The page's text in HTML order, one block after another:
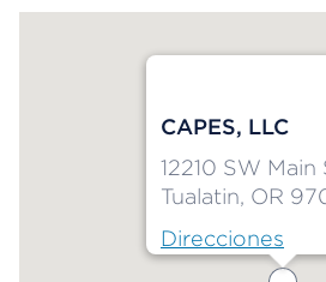
CAPES, LLC
12210 SW Main
Tualatin, OR
Direcciones